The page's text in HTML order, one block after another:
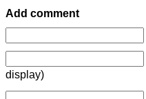
Add comment
display)